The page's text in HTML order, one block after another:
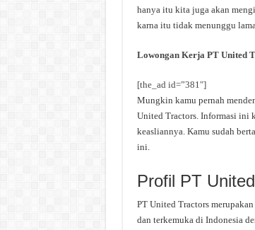
hanya itu kita juga akan
karna itu tidak menunggu
Lowongan Kerja PT United
[the_ad id=”381″]
Mungkin kamu pernah
United Tractors. Informasi ini
keasliannya. Kamu sudah
ini.
Profil PT
PT United Tractors
dan terkemuka di Indonesia